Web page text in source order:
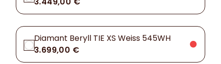
Diamant Beryll TIE XS Weiss 545WH
3.699,00 €